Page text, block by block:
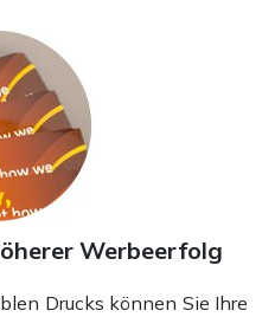
Werbeerfolg
Drucks können Sie Ihre